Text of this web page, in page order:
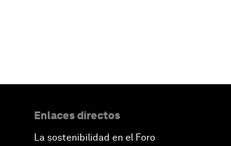
Enlaces directos
La sostenibilidad en el Foro